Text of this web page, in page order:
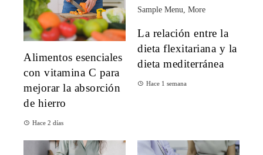
Alimentos esenciales
con vitamina C para
mejorar la absorción
de hierro
Hace 2 días
La relación entre la
dieta flexitariana y la
dieta mediterránea
Hace 1 semana